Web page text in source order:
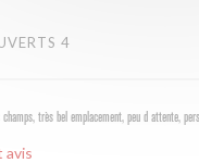
4
champs, très bel emplacement, peu d attente,
avis